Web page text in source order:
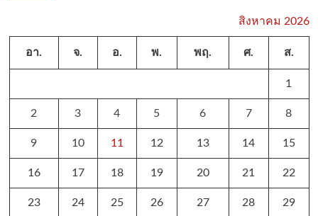
สิงหาคม 2026
อา. จ. อ. พ. พฤ. ศ. ส.
1
2 3 4 5 6 7 8
9 10 11 12 13 14 15
16 17 18 19 20 21 22
23 24 25 26 27 28 29